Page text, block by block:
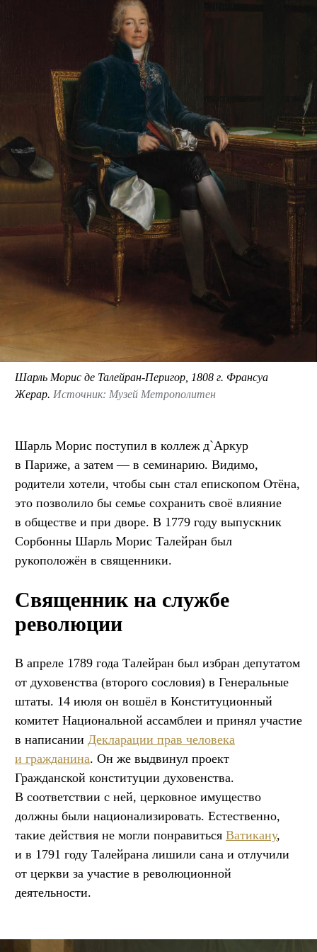
Шарль Морис де Талейран-Перигор, 1808 г. Франсуа
Жерар. Источник: Музей Метрополитен
Шарль Морис поступил в коллеж д`Аркур
в Париже, а затем — в семинарию. Видимо,
родители хотели, чтобы сын стал епископом Отёна,
это позволило бы семье сохранить своё влияние
в обществе и при дворе. В 1779 году выпускник
Сорбонны Шарль Морис Талейран был
рукоположён в священники.
Священник на службе
революции
В апреле 1789 года Талейран был избран депутатом
от духовенства (второго сословия) в Генеральные
штаты. 14 июля он вошёл в Конституционный
комитет Национальной ассамблеи и принял участие
в написании Декларации прав человека
и гражданина. Он же выдвинул проект
Гражданской конституции духовенства.
В соответствии с ней, церковное имущество
должны были национализировать. Естественно,
такие действия не могли понравиться Ватикану,
и в 1791 году Талейрана лишили сана и отлучили
от церкви за участие в революционной
деятельности.